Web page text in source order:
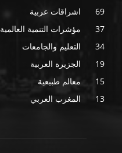
اشراقات عربية
69
مؤشرات التنمية العالمية
37
التعليم والجامعات
34
الجزيرة العربية
19
معالم طبيعية
15
المغرب العربي
13